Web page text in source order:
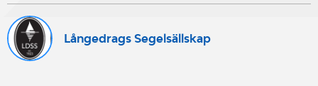
Långedrags Segelsällskap